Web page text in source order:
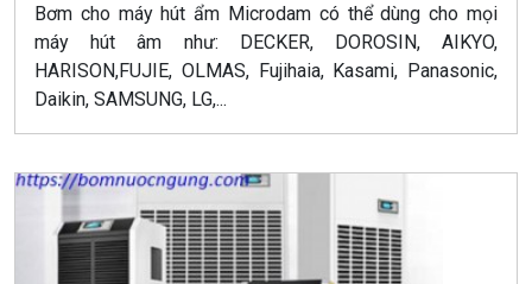
Bơm cho máy hút ẩm Microdam có thể dùng cho mọi
máy hút âm như: DECKER, DOROSIN, AIKYO,
HARISON,FUJIE, OLMAS, Fujihaia, Kasami, Panasonic,
Daikin, SAMSUNG, LG,...